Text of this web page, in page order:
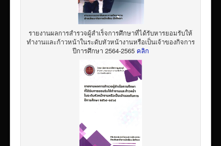
รายงานผลการสำรวจผู้สำเร็จการศึกษาที่ได้รับหารยอมรับให้
ทำงานและก้าวหน้าในระดับหัวหน้างานหรือเป็นเจ้าของกิจการ
ปีการศึกษา 2564-2565 คลิก